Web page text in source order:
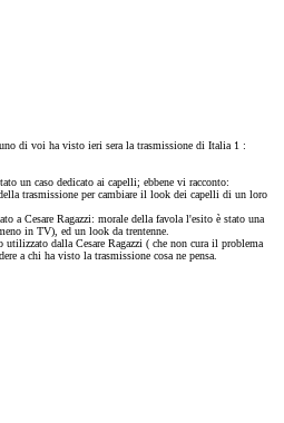
di voi ha visto ieri sera la trasmissione di Italia 1 :
un caso dedicato ai capelli; ebbene vi racconto:
trasmissione per cambiare il look dei capelli di un loro
a Cesare Ragazzi: morale della favola l'esito è stato una
in TV), ed un look da trentenne.
dalla Cesare Ragazzi ( che non cura il problema
a chi ha visto la trasmissione cosa ne pensa.